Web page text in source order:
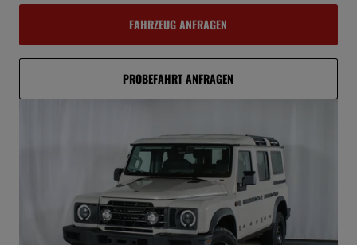
FAHRZEUG ANFRAGEN
PROBEFAHRT ANFRAGEN